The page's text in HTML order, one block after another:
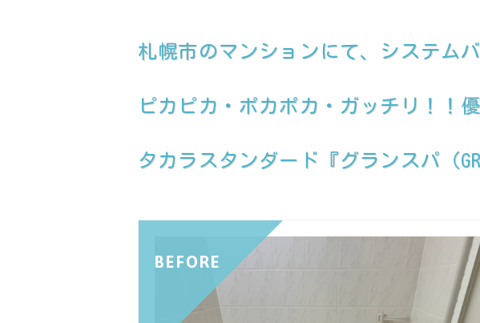
札幌市のマンションにて、システム
ピカピカ・ポカポカ・ガッチリ！！
タカラスタンダード『グランスパ（
BEFORE